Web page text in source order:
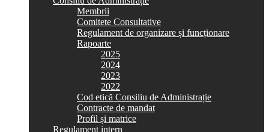
Membrii
Comitete Consultative
Regulament de organizare și funcționare
Rapoarte
2025
2024
2023
2022
Cod etică Consiliu de Administrație
Contracte de mandat
Profil și matrice
Regulament intern